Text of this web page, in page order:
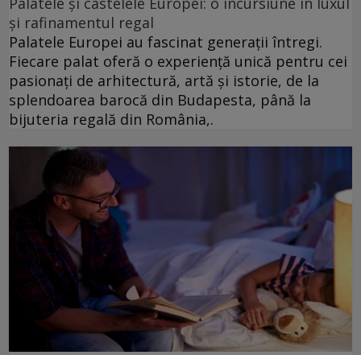
și rafinamentul regal
Palatele Europei au fascinat generații întregi.
Fiecare palat oferă o experiență unică pentru cei
pasionați de arhitectură, artă și istorie, de la
splendoarea barocă din Budapesta, până la
bijuteria regală din România,.